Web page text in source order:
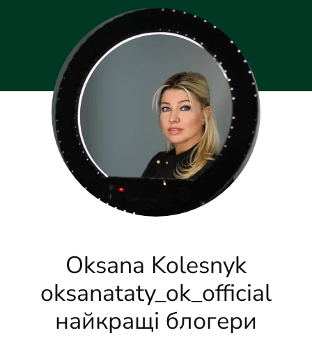
Oksana Kolesnyk
oksanataty_ok_official
найкращі блогери